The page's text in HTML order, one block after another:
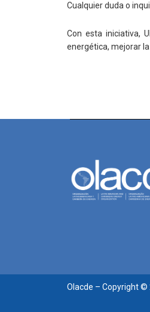
Cualquier duda o
Con esta iniciativa,
energética, mejorar
Olacde – Copyright ©